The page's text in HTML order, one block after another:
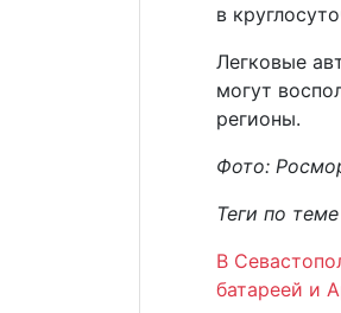
в
Легковые
могут
регионы.
Фото:
Теги по теме
В
батареей и